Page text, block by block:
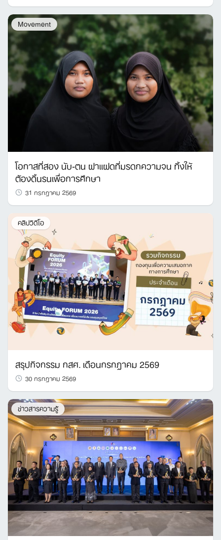
Movement
โอกาสที่สอง นับ-ตน ฝาแฝดที่มรดกความจน ทิ้งให้
ต้องดิ้นรนเพื่อการศึกษา
31 กรกฎาคม 2569
คลิปวิดีโอ
สรุปกิจกรรม กสศ. เดือนกรกฎาคม 2569
30 กรกฎาคม 2569
ข่าวสารความรู้